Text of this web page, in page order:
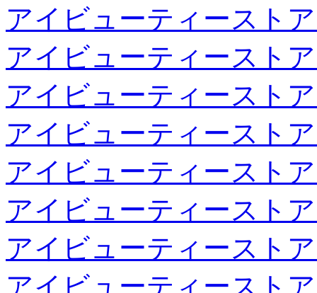
アイビューティースト
アイビューティースト
アイビューティースト
アイビューティースト
アイビューティースト
アイビューティースト
アイビューティースト
アイビューティースト